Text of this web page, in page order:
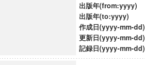
理と感性の先端的教育研究拠点
成熟社会発展のサイエンス」
出版年(from:yyyy)
出版年(to:yyyy)
作成日(yyyy-mm-dd)
更新日(yyyy-mm-dd)
記録日(yyyy-mm-dd)